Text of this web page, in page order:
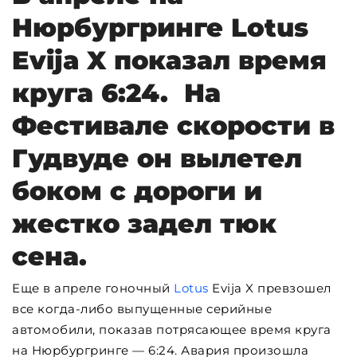
Нюрбургринге Lotus
Evija X показал время
круга 6:24. На
Фестивале скорости в
Гудвуде он вылетел
боком с дороги и
жестко задел тюк
сена.
Еще в апреле гоночный Lotus Evija X превзошел
все когда-либо выпущенные серийные
автомобили, показав потрясающее время круга
на Нюрбургринге — 6:24. Авария произошла